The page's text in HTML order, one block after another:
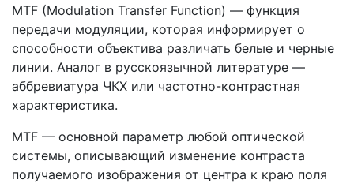
MTF (Modulation Transfer Function) — функция
передачи модуляции, которая информирует о
способности объектива различать белые и черные
линии. Аналог в русскоязычной литературе —
аббревиатура ЧКХ или частотно-контрастная
характеристика.
MTF — основной параметр любой оптической
системы, описывающий изменение контраста
получаемого изображения от центра к краю поля